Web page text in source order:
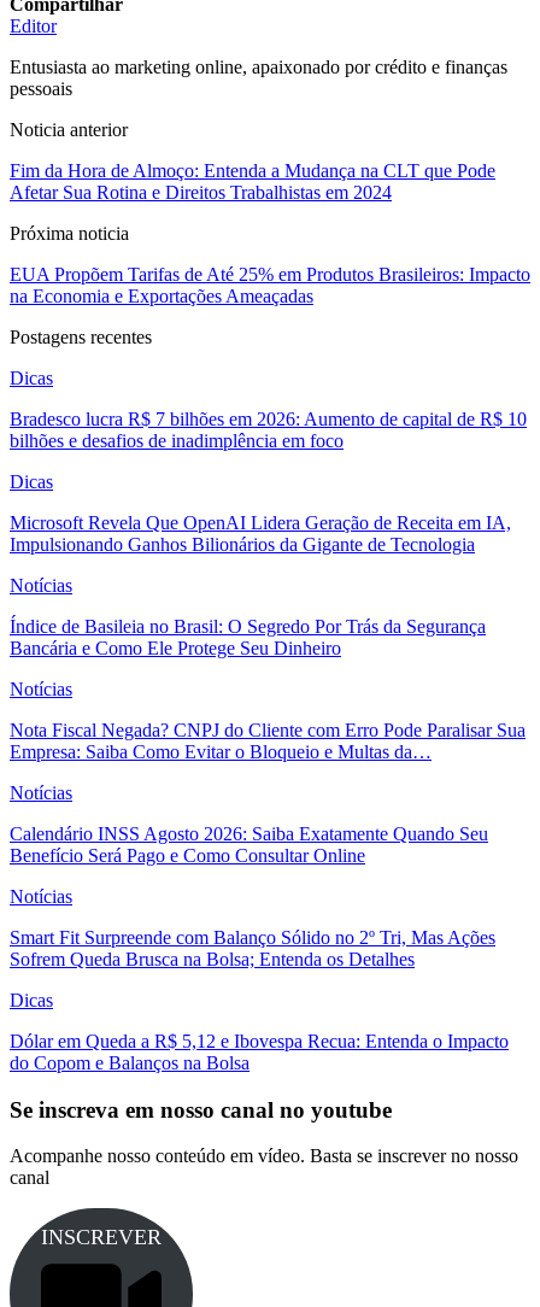
Compartilhar
Editor
Entusiasta ao marketing online, apaixonado por crédito e finanças
pessoais
Noticia anterior
Fim da Hora de Almoço: Entenda a Mudança na CLT que Pode
Afetar Sua Rotina e Direitos Trabalhistas em 2024
Próxima noticia
EUA Propõem Tarifas de Até 25% em Produtos Brasileiros: Impacto
na Economia e Exportações Ameaçadas
Postagens recentes
Dicas
Bradesco lucra R$ 7 bilhões em 2026: Aumento de capital de R$ 10
bilhões e desafios de inadimplência em foco
Dicas
Microsoft Revela Que OpenAI Lidera Geração de Receita em IA,
Impulsionando Ganhos Bilionários da Gigante de Tecnologia
Notícias
Índice de Basileia no Brasil: O Segredo Por Trás da Segurança
Bancária e Como Ele Protege Seu Dinheiro
Notícias
Nota Fiscal Negada? CNPJ do Cliente com Erro Pode Paralisar Sua
Empresa: Saiba Como Evitar o Bloqueio e Multas da…
Notícias
Calendário INSS Agosto 2026: Saiba Exatamente Quando Seu
Benefício Será Pago e Como Consultar Online
Notícias
Smart Fit Surpreende com Balanço Sólido no 2º Tri, Mas Ações
Sofrem Queda Brusca na Bolsa; Entenda os Detalhes
Dicas
Dólar em Queda a R$ 5,12 e Ibovespa Recua: Entenda o Impacto
do Copom e Balanços na Bolsa
Se inscreva em nosso canal no youtube
Acompanhe nosso conteúdo em vídeo. Basta se inscrever no nosso
canal
INSCREVER